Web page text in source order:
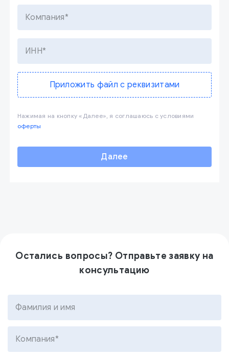
Компания*
ИНН*
Приложить файл с реквизитами
Нажимая на кнопку «Далее», я соглашаюсь с условиями
оферты
Далее
Остались вопросы? Отправьте заявку на
консультацию
Фамилия и имя
Компания*